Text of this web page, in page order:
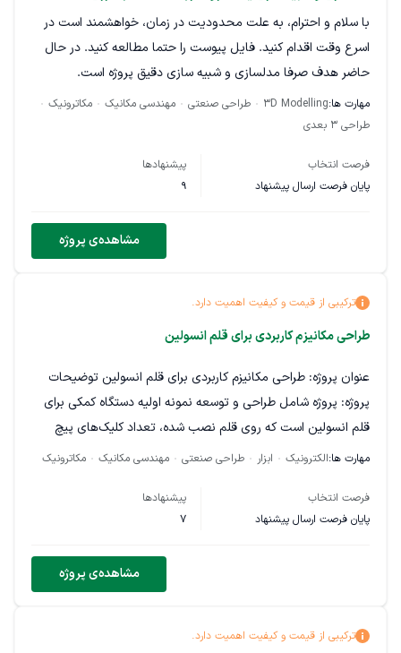
لیست تجهیزات اصلی هر زیرسیستم دسته‌بندی: داخلی / وارداتی /
سفارشی فرمت: Excel
شناسایی ریسک‌های اصلی احتمال، تأثیر و راهکار فرمت: Excel
با سلام و احترام، به علت محدودیت در زمان، خواهشمند است در
اسرع وقت اقدام کنید. فایل پیوست را حتما مطالعه کنید. در حال
حاضر هدف صرفا مدلسازی و شبیه سازی دقیق پروژه است.
مهارت ها:3D Modelling طراحی صنعتی مهندسی مکانیک
مکاترونیک
طراحی ۳ بعدی
فرصت انتخاب
پایان فرصت ارسال پیشنهاد
پیشنهادها
9
مشاهده‌ی پروژه
ترکیبی از قیمت و کیفیت اهمیت دارد.
طراحی مکانیزم کاربردی برای قلم انسولین
عنوان پروژه: طراحی مکانیزم کاربردی برای قلم انسولین توضیحات
پروژه: پروژه شامل طراحی و توسعه نمونه اولیه دستگاه کمکی برای
قلم انسولین است که روی قلم نصب شده، تعداد کلیک‌های پیچ
تنظیم دوز را تشخیص داده و از طریق صدا به کاربر اطلاع دهد.
بینایی است تا استفاده از قلم انسولین را برای آنها آسان‌تر و دقیق‌تر
کند. پروژه در مرحله ایده‌پردازی قرار دارد و طراحی نهایی قطعی
نیست. با توجه به نیازمندی‌ها، امکان تقسیم کار به چند بخش
(الکترونیک، برنامه‌نویسی، طراح صنعتی) وجود دارد و پیشنهادهای
این پروژه و با توجه به کیفیت خروجی‌های مشخص، ، پرداخت
مهارت ها:الکترونیک ابزار طراحی صنعتی مهندسی مکانیک مکاترونیک
فرصت انتخاب
پایان فرصت ارسال پیشنهاد
پیشنهادها
7
مشاهده‌ی پروژه
ترکیبی از قیمت و کیفیت اهمیت دارد.